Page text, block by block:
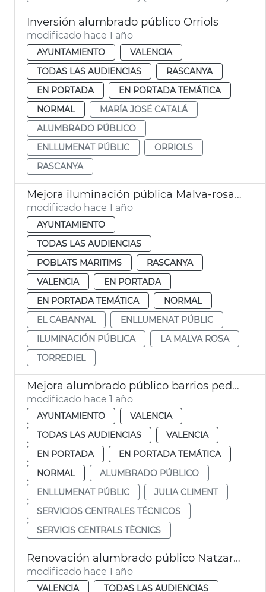
Inversión alumbrado público Orriols
modificado hace 1 año
AYUNTAMIENTO
VALENCIA
TODAS LAS AUDIENCIAS
RASCANYA
EN PORTADA
EN PORTADA TEMÁTICA
NORMAL
MARÍA JOSÉ CATALÁ
ALUMBRADO PÚBLICO
ENLLUMENAT PÚBLIC
ORRIOLS
RASCANYA
Mejora iluminación pública Malva-rosa, Torrefiel y El Cabanyal
modificado hace 1 año
AYUNTAMIENTO
TODAS LAS AUDIENCIAS
POBLATS MARITIMS
RASCANYA
VALENCIA
EN PORTADA
EN PORTADA TEMÁTICA
NORMAL
EL CABANYAL
ENLLUMENAT PÚBLIC
ILUMINACIÓN PÚBLICA
LA MALVA ROSA
TORREDIEL
Mejora alumbrado público barrios pedanías València
modificado hace 1 año
AYUNTAMIENTO
VALENCIA
TODAS LAS AUDIENCIAS
VALENCIA
EN PORTADA
EN PORTADA TEMÁTICA
NORMAL
ALUMBRADO PÚBLICO
ENLLUMENAT PÚBLIC
JULIA CLIMENT
SERVICIOS CENTRALES TÉCNICOS
SERVICIS CENTRALS TÈCNICS
Renovación alumbrado público Natzaret
modificado hace 1 año
VALENCIA
TODAS LAS AUDIENCIAS